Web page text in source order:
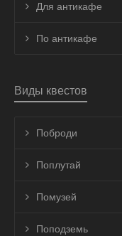
Для антикафе
По антикафе
Виды квестов
Поброди
Поплутай
Помузей
Поподземь